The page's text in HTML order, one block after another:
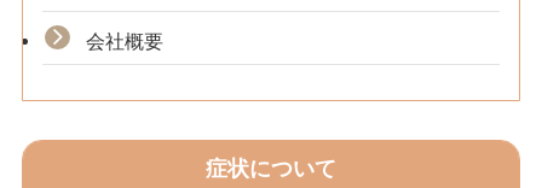
会社概要
症状について